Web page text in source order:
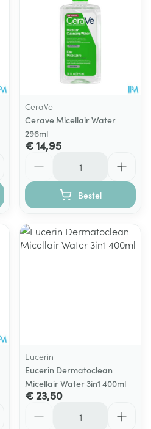
CeraVe
Cerave Micellair Water
296ml
€ 14,95
Bestel
Eucerin
Eucerin Dermatoclean
Micellair Water 3in1 400ml
€ 23,50